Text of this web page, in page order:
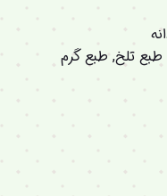
طبع تلخ, طبع گرم